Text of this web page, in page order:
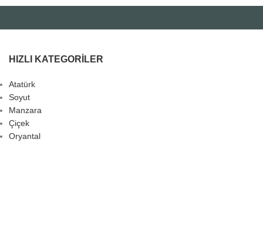
HIZLI KATEGORILER
Atatürk
Soyut
Manzara
Çiçek
Oryantal